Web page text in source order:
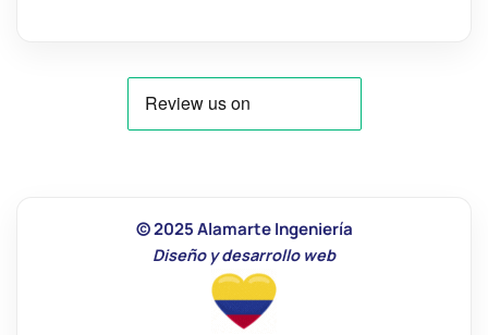
© 2025 Alamarte Ingeniería
Diseño y desarrollo web